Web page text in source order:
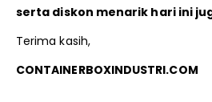
serta diskon menarik hari ini
Terima kasih,
CONTAINERBOXINDUSTRI.COM